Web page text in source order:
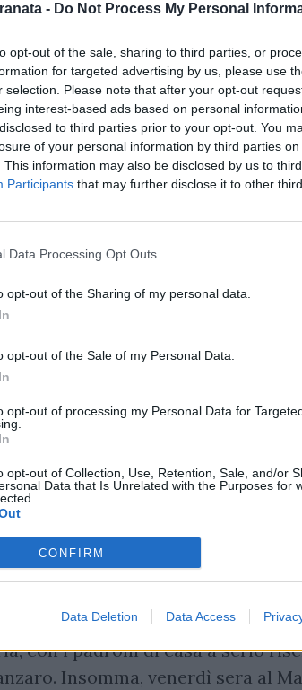
- Do Not Process My Personal
opt-out of the sale, sharing to third parties, or
for targeted advertising by us, please use
selection. Please note that after your opt-out
interest-based ads based on personal
to third parties prior to your opt-out. You
of your personal information by third parties on
This information may also be disclosed by us to
Participants that may further disclose it to other
Data Processing Opt Outs
opt-out of the Sharing of my personal data.
opt-out of the Sale of my Personal Data.
opt-out of processing my Personal Data for
opt-out of Collection, Use, Retention, Sale, and/or
Data that Is Unrelated with the Purposes for
CONFIRM
Data Deletion Data Access
con il Mantova, per 2-0. Gli
tornano a vincere in casa e
come sempre ad un grande
il supporto ai propri calciatori.
di un'importanza storica,
con i padroni di casa a serio
Insomma, venerdì sera al